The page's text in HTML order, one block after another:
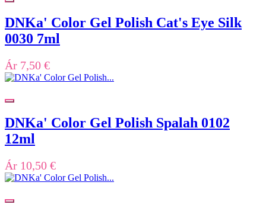
DNKa' Color Gel Polish Cat's Eye Silk
0030 7ml
Ár 7,50 €
DNKa' Color Gel Polish Spalah 0102
12ml
Ár 10,50 €